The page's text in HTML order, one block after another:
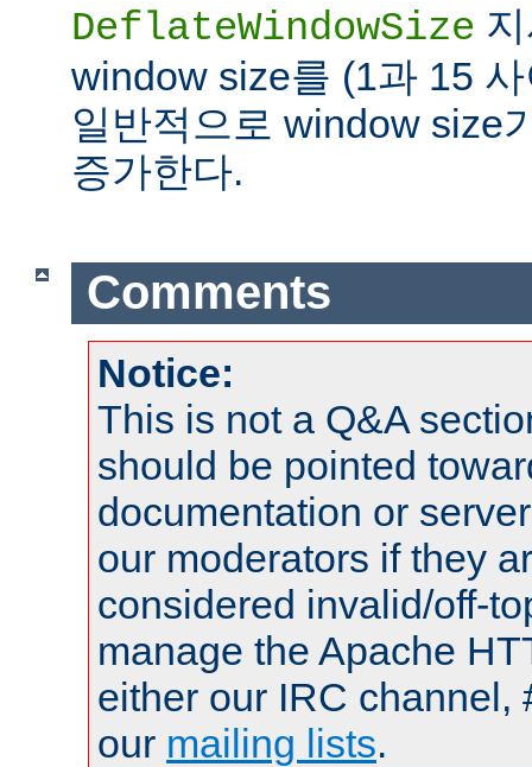
DeflateWindowSize
window size를 (1과 15
일반적으로 window size
증가한다.
Comments
Notice:
This is not a Q&A
should be pointed
documentation or
our moderators if they
considered invalid/off-
manage the Apache
either our IRC channel,
our mailing lists.